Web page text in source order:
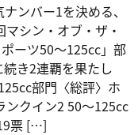
ンバー1を決める、
シン・オブ・ザ・
ーツ50〜125cc」部
き2連覇を果たし
部門〈総評〉ホ
ンクイン2 50～125cc
票 […]